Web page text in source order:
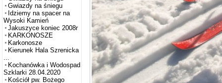
Gwiazdy na śniegu
Idziemy na spacer na
Wysoki Kamień
Jakuszyce koniec 2008r
KARKONOSZE
Karkonosze
Kierunek Hala Szrenicka
...
Kochanówka i Wodospad
Szklarki 28.04.2020
Kościół pw. Bożego